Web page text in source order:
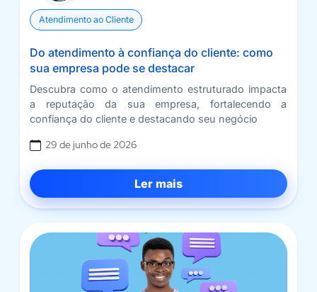
Atendimento ao Cliente
Do atendimento à confiança do cliente: como
sua empresa pode se destacar
Descubra como o atendimento estruturado impacta
a reputação da sua empresa, fortalecendo a
confiança do cliente e destacando seu negócio
29 de junho de 2026
Ler mais